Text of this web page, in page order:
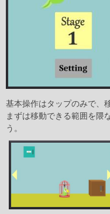
基本操作はタップのみで、
まずは移動できる範囲を隈
う。